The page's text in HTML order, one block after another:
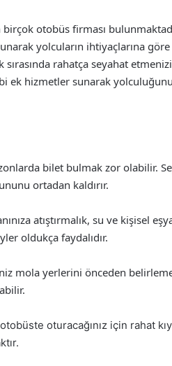
otobüs firması
yolcuların ihtiyaçlarına
rahatça seyahat
ek hizmetler sunarak
bilet bulmak zor olabilir.
ortadan kaldırır.
atıştırmalık, su ve kişisel
oldukça faydalıdır.
mola yerlerini önceden
oturacağınız için rahat